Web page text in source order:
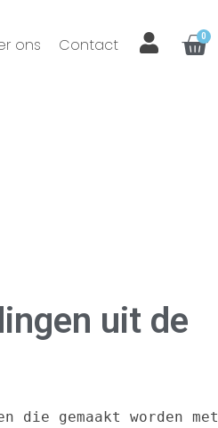
ons Contact 0
uit de
die gemaakt worden met